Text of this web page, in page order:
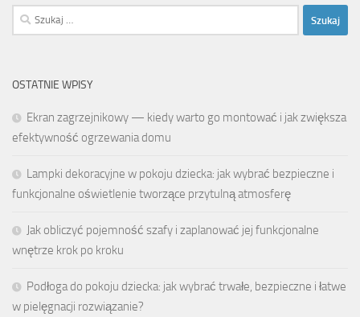
Szukaj:
OSTATNIE WPISY
Ekran zagrzejnikowy — kiedy warto go montować i jak zwiększa
efektywność ogrzewania domu
Lampki dekoracyjne w pokoju dziecka: jak wybrać bezpieczne i
funkcjonalne oświetlenie tworzące przytulną atmosferę
Jak obliczyć pojemność szafy i zaplanować jej funkcjonalne
wnętrze krok po kroku
Podłoga do pokoju dziecka: jak wybrać trwałe, bezpieczne i łatwe
w pielęgnacji rozwiązanie?